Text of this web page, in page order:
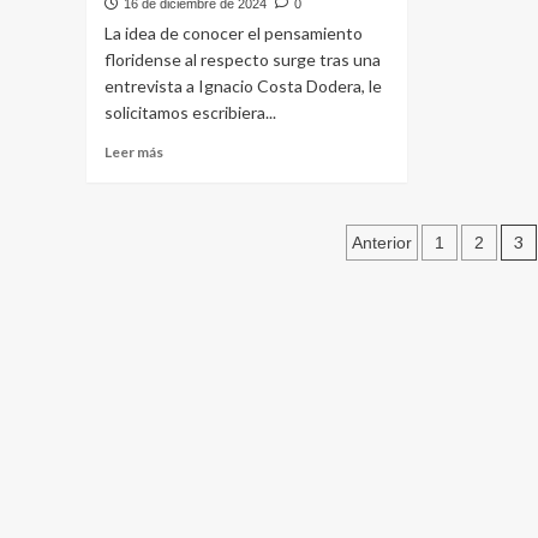
Departamental
de
Raid
16 de diciembre de 2024 0
La idea de conocer el pensamiento
floridense al respecto surge tras una
entrevista a Ignacio Costa Dodera, le
solicitamos escribiera...
Leer más
Paginación
Anterior 1 2 3